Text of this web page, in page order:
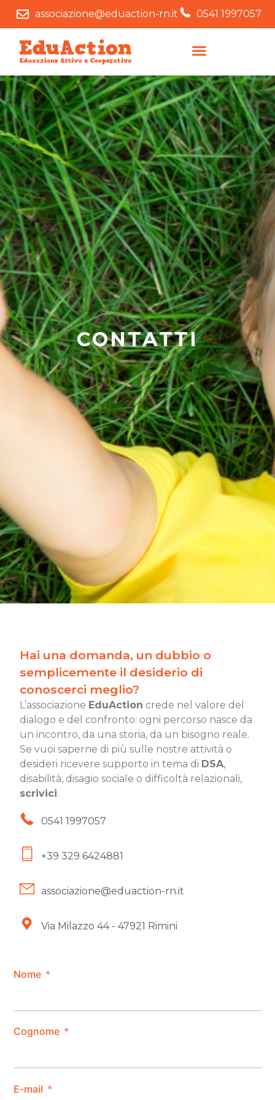
associazione@eduaction-rn.it 0541 1997057
CONTATTI
Hai una domanda, un dubbio o
semplicemente il desiderio di
conoscerci meglio?
L’associazione EduAction crede nel valore del
dialogo e del confronto: ogni percorso nasce da
un incontro, da una storia, da un bisogno reale.
Se vuoi saperne di più sulle nostre attività o
desideri ricevere supporto in tema di DSA,
disabilità, disagio sociale o difficoltà relazionali,
scrivici.
0541 1997057
+39 329 6424881
associazione@eduaction-rn.it
Via Milazzo 44 - 47921 Rimini
Nome
Cognome
E-mail